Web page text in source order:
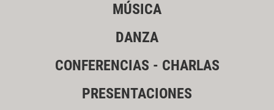
MÚSICA
DANZA
CONFERENCIAS - CHARLAS
PRESENTACIONES